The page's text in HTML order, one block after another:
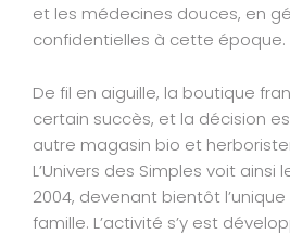
et les médecines douces, en
confidentielles à cette époque.
De fil en aiguille, la boutique
certain succès, et la décision
autre magasin bio et
L’Univers des Simples voit ainsi
2004, devenant bientôt
famille. L’activité s’y est